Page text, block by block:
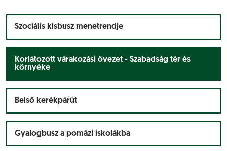
Szociális kisbusz menetrendje
Korlátozott várakozási övezet - Szabadság tér és
környéke
Belső kerékpárút
Gyalogbusz a pomázi iskolákba